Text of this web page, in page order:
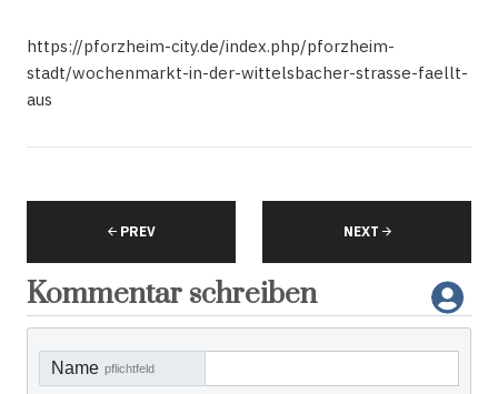
https://pforzheim-city.de/index.php/pforzheim-
stadt/wochenmarkt-in-der-wittelsbacher-strasse-faellt-
aus
PREV NEXT
Kommentar schreiben
Name pflichtfeld